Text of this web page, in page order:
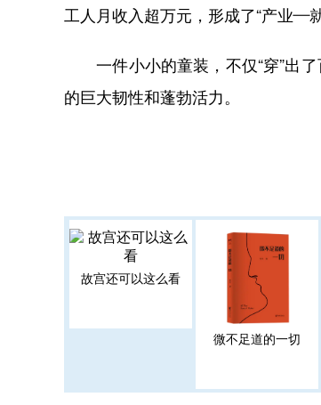
工人月收入超万元，形成了“产业—
一件小小的童装，不仅“穿”出了
的巨大韧性和蓬勃活力。
故宫还可以这么看
微不足道的一切